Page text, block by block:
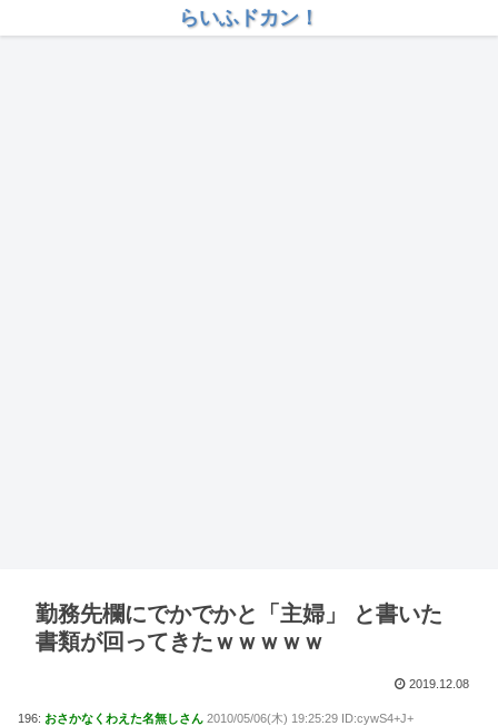
らいふドカン！
勤務先欄にでかでかと「主婦」 と書いた
書類が回ってきたｗｗｗｗｗ
2019.12.08
196: おさかなくわえた名無しさん 2010/05/06(木) 19:25:29 ID:cywS4+J+